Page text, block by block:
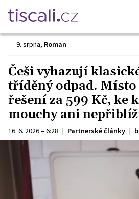
9. srpna, Roman
Češi vyhazují
tříděný odpad.
řešení za 599 Kč, ke
mouchy ani
16. 6. 2026 – 6:28 | Partnerské články |